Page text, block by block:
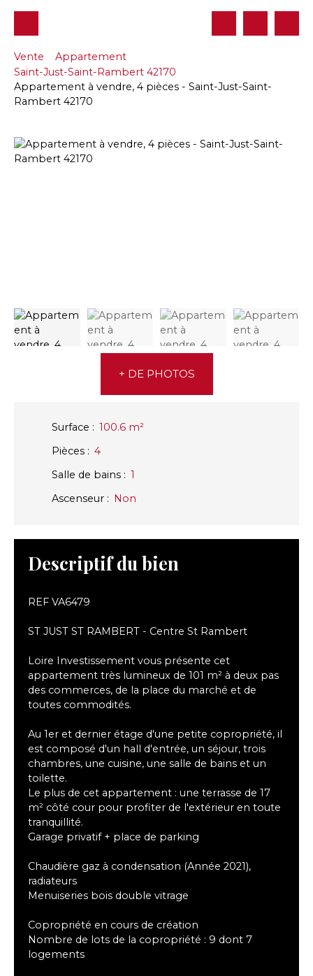
Vente
Appartement
Saint-Just-Saint-Rambert 42170
Appartement à vendre, 4 pièces - Saint-Just-Saint-
Rambert 42170
+ DE PHOTOS
Surface : 100.6 m²
Pièces : 4
Salle de bains : 1
Ascenseur : Non
Descriptif du bien
REF VA6479
ST JUST ST RAMBERT - Centre St Rambert
Loire Investissement vous présente cet
appartement très lumineux de 101 m² à deux pas
des commerces, de la place du marché et de
toutes commodités.
Au 1er et dernier étage d'une petite copropriété, il
est composé d'un hall d'entrée, un séjour, trois
chambres, une cuisine, une salle de bains et un
toilette.
Le plus de cet appartement : une terrasse de 17
m² côté cour pour profiter de l'extérieur en toute
tranquillité.
Garage privatif + place de parking
Chaudière gaz à condensation (Année 2021),
radiateurs
Menuiseries bois double vitrage
Copropriété en cours de création
Nombre de lots de la copropriété : 9 dont 7
logements